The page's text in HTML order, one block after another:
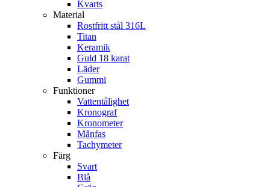
Kvarts
Material
Rostfritt stål 316L
Titan
Keramik
Guld 18 karat
Läder
Gummi
Funktioner
Vattentålighet
Kronograf
Kronometer
Månfas
Tachymeter
Färg
Svart
Blå